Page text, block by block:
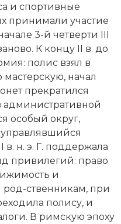
и организации
и спортивные
принимали участие
3-й четверти III
К концу II в. до
полис взял в
начал
прекратился
административной
особый округ,
управлявшийся
в. н. э. Г. поддержала
привилегий: право
и
ственникам, при
полису, и
В римскую эпоху